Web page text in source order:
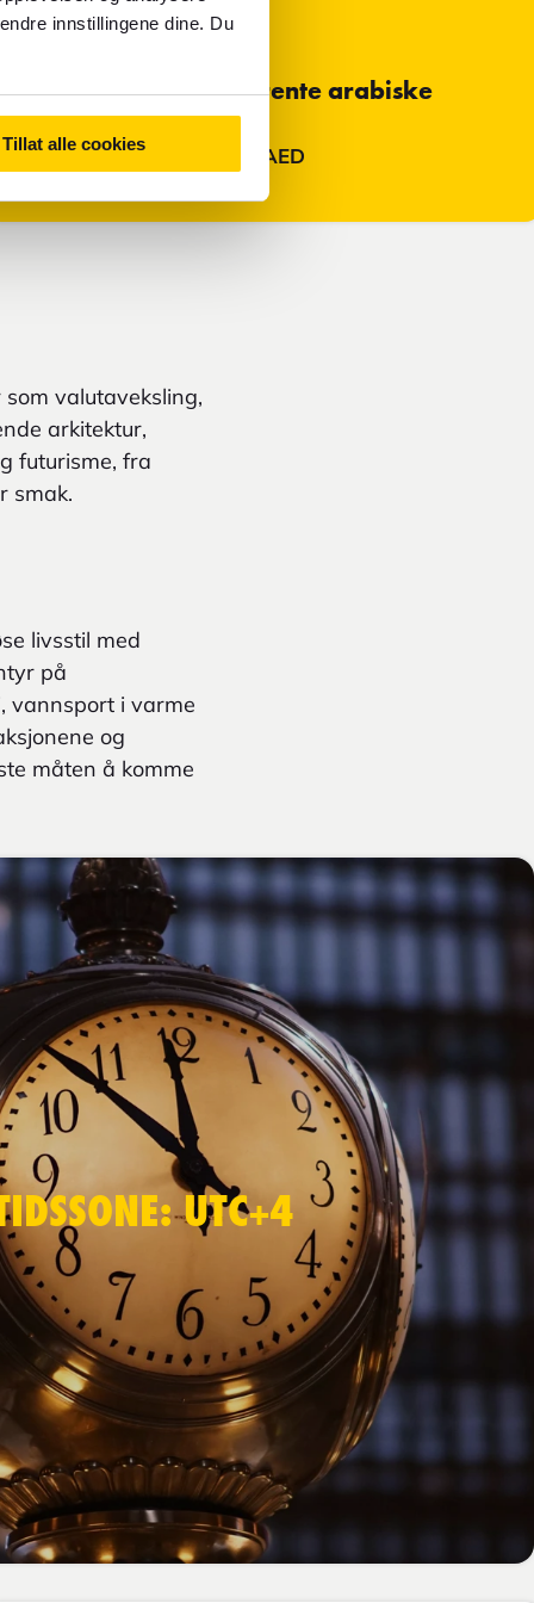
innstillingene dine. Du
Tillat alle cookies
Kort
Primær valuta i De forente arabiske
emirater
Emiratarabisk dirham - AED
valutaveksling,
arkitektur,
futurisme, fra
smak.
livsstil med
på
vannsport i varme
og
måten å komme
UTC+4